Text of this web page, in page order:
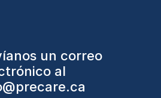
un correo
al